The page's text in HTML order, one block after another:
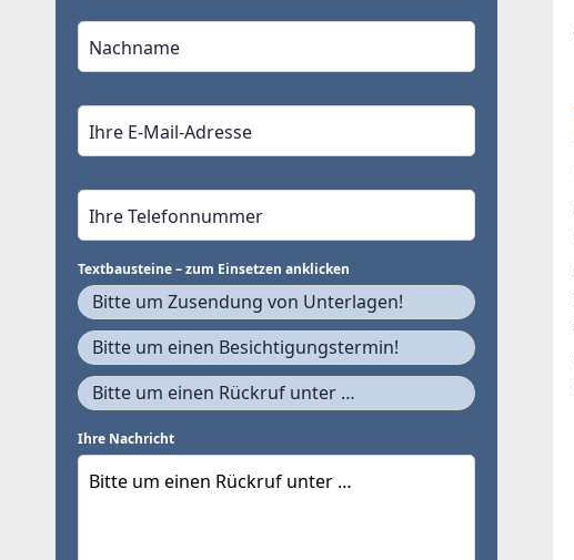
Textbausteine – zum Einsetzen anklicken
Bitte um Zusendung von Unterlagen!
Bitte um einen Besichtigungstermin!
Bitte um einen Rückruf unter …
Ihre Nachricht